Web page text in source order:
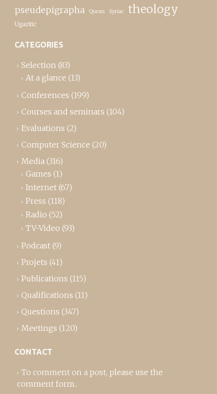
pseudepigrapha Quran Syriac theology
Ugaritic
CATEGORIES
Selection (83)
At a glance (13)
Conferences (199)
Courses and seminars (104)
Evaluations (2)
Computer Science (20)
Media (316)
Games (1)
Internet (67)
Press (118)
Radio (52)
TV-Video (93)
Podcast (9)
Projets (41)
Publications (115)
Qualifications (11)
Questions (347)
Meetings (120)
CONTACT
To comment on a post, please use the
comment form..